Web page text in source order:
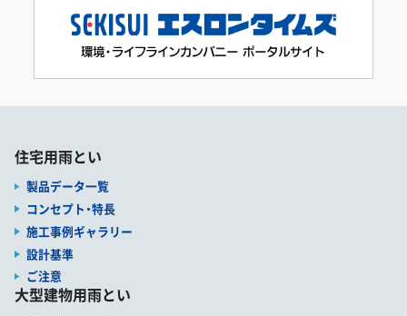
住宅用雨とい
製品データ一覧
コンセプト・特長
施工事例ギャラリー
設計基準
ご注意
大型建物用雨とい